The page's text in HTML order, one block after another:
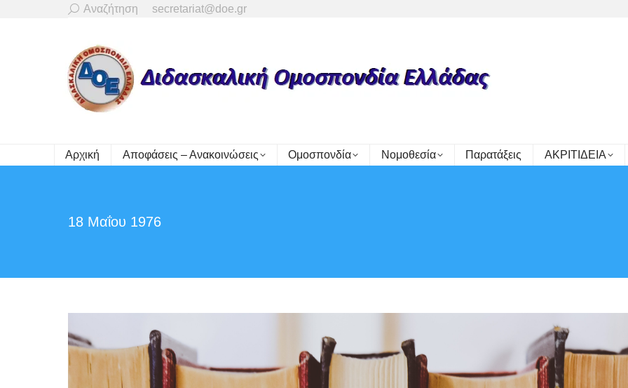
Search:
Αναζήτηση secretariat@doe.gr
Αρχική Αποφάσεις – Ανακοινώσεις Ομοσπονδία Νομοθεσία Παρατάξεις ΑΚΡΙΤΙΔΕΙΑ
18 Μαΐου 1976